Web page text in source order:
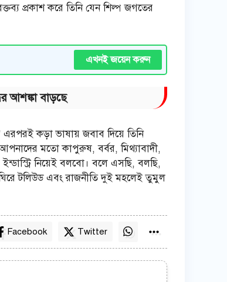
প্রকাশ করে তিনি যেন শিল্প জগতের
এখনই জয়েন করুন
আশঙ্কা বাড়ছে
কড়া ভাষায় জবাব দিয়ে তিনি
মতো কাপুরুষ, বর্বর, মিথ্যাবাদী,
নিয়েই বলবো। বলে এসছি, বলছি,
টলিউড এবং রাজনীতি দুই মহলেই তুমুল
Facebook Twitter